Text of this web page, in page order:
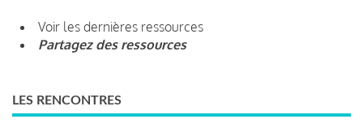
Voir les dernières ressources
Partagez des ressources
LES RENCONTRES